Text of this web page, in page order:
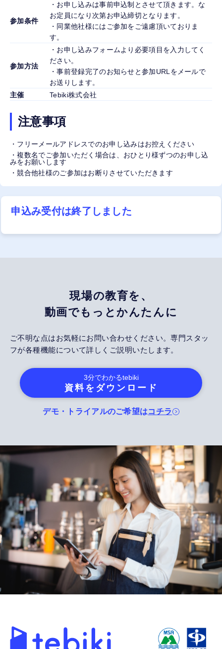
参加条件
・お申し込みは事前申込制とさせて頂きます。な
お定員になり次第お申込締切となります。
・同業他社様にはご参加をご遠慮頂いておりま
す。
参加方法
・お申し込みフォームより必要項目を入力してく
ださい。
・事前登録完了のお知らせと参加URLをメールで
お送りします。
主催
Tebiki株式会社
注意事項
・フリーメールアドレスでのお申し込みはお控えください
・複数名でご参加いただく場合は、おひとり様ずつのお申し込
みをお願いします
・競合他社様のご参加はお断りさせていただきます
申込み受付は終了しました
現場の教育を、
動画でもっとかんたんに
ご不明な点はお気軽にお問い合わせください。専門スタッ
フが各種機能について詳しくご説明いたします。
3分でわかるtebiki
資料をダウンロード
デモ・トライアルのご希望はコチラ